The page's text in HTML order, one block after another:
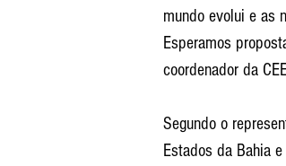
mundo evolui e as
Esperamos
coordenador da
Segundo o
Estados da Bahia